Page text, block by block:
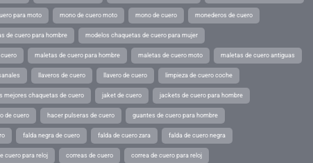
para moto mono de cuero moto mono de cuero monederos de cuero
de cuero para hombre modelos chaquetas de cuero para mujer
maletas de cuero para hombre maletas de cuero moto maletas de cuero antiguas
llaveros de cuero llavero de cuero limpieza de cuero coche
mejores chaquetas de cuero jaket de cuero jackets de cuero para hombre
de cuero hacer pulseras de cuero guantes de cuero para hombre
falda negra de cuero falda de cuero zara falda de cuero negra
cuero para reloj correas de cuero correa de cuero para reloj